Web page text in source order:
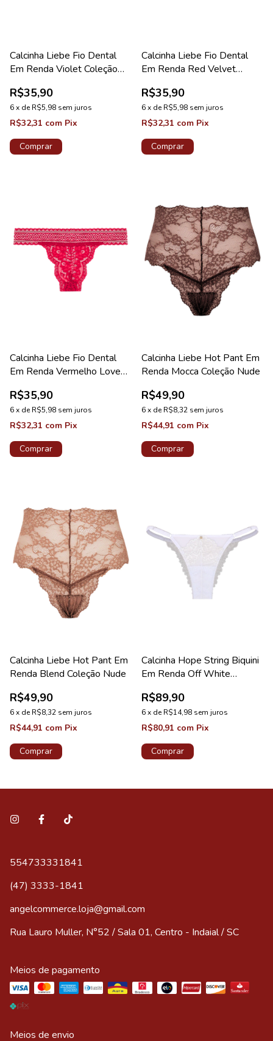
Calcinha Liebe Fio Dental
Em Renda Violet Coleção
R$35,90
6x deR$5,98 sem juros
R$32,31 com Pix
Comprar
Calcinha Liebe Fio Dental
Em Renda Red Velvet
R$35,90
6x deR$5,98 sem juros
R$32,31 com Pix
Comprar
Calcinha Liebe Fio Dental
Em Renda Vermelho Love
R$35,90
6x deR$5,98 sem juros
R$32,31 com Pix
Comprar
Calcinha Liebe Hot Pant Em
Renda Mocca Coleção Nude
R$49,90
6x deR$8,32 sem juros
R$44,91 com Pix
Comprar
Calcinha Liebe Hot Pant Em
Renda Blend Coleção Nude
R$49,90
6x deR$8,32 sem juros
R$44,91 com Pix
Comprar
Calcinha Hope String Biquini
Em Renda Off White
R$89,90
6x deR$14,98 sem juros
R$80,91 com Pix
Comprar
554733331841
(47) 3333-1841
angelcommerce.loja@gmail.com
Rua Lauro Muller, N°52 / Sala 01, Centro - Indaial / SC
Meios de pagamento
Meios de envio